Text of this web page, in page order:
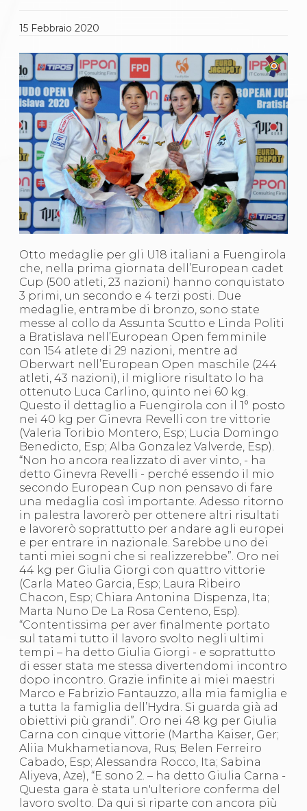
La disciplina
News
Gare e Risultati
Attività Didattica
Albi Federali
Karate
La disciplina
News
Gare e Risultati
Attività Didattica
Albi Federali
Arti marziali
Aikido
Ju Jitsu
Sumo
Capoeira
Grappling
BJJ
Pancrazio/Pankration
S'istrumpa
News
Calendario Attività
Difesa Personale MGA
La disciplina
News
Merchandising
Mappa del sito
Cerca
Contatti
News
Cookies Accept
Newsletter
Catalogo formativo
Webinar
Corsi Monotematici
Corsi di Specializzazione
Corsi FIJLKAM-FISDIR
Corsi Preparatore Fisico
Edutraining class - Didattica infantile
Corso dirigenti sportivi
Corso Direttore di Gara
Abilitazioni
Sportello Fiscale
News
Modulistica
FAQ
Quesiti fiscali
Sostenibilità
Documenti
15 Febbraio2020
Otto medaglie per gli U18 italiani a Fuengirola
che, nella prima giornata dell’European cadet
Cup (500 atleti, 23 nazioni) hanno conquistato
3 primi, un secondo e 4 terzi posti. Due
medaglie, entrambe di bronzo, sono state
messe al collo da Assunta Scutto e Linda Politi
a Bratislava nell’European Open femminile
con 154 atlete di 29 nazioni, mentre ad
Oberwart nell’European Open maschile (244
atleti, 43 nazioni), il migliore risultato lo ha
ottenuto Luca Carlino, quinto nei 60 kg.
Questo il dettaglio a Fuengirola con il 1° posto
nei 40 kg per Ginevra Revelli con tre vittorie
(Valeria Toribio Montero, Esp; Lucia Domingo
Benedicto, Esp; Alba Gonzalez Valverde, Esp).
“Non ho ancora realizzato di aver vinto, - ha
detto Ginevra Revelli - perché essendo il mio
secondo European Cup non pensavo di fare
una medaglia così importante. Adesso ritorno
in palestra lavorerò per ottenere altri risultati
e lavorerò soprattutto per andare agli europei
e per entrare in nazionale. Sarebbe uno dei
tanti miei sogni che si realizzerebbe”. Oro nei
44 kg per Giulia Giorgi con quattro vittorie
(Carla Mateo Garcia, Esp; Laura Ribeiro
Chacon, Esp; Chiara Antonina Dispenza, Ita;
Marta Nuno De La Rosa Centeno, Esp).
“Contentissima per aver finalmente portato
sul tatami tutto il lavoro svolto negli ultimi
tempi – ha detto Giulia Giorgi - e soprattutto
di esser stata me stessa divertendomi incontro
dopo incontro. Grazie infinite ai miei maestri
Marco e Fabrizio Fantauzzo, alla mia famiglia e
a tutta la famiglia dell’Hydra. Si guarda già ad
obiettivi più grandi”. Oro nei 48 kg per Giulia
Carna con cinque vittorie (Martha Kaiser, Ger;
Aliia Mukhametianova, Rus; Belen Ferreiro
Cabado, Esp; Alessandra Rocco, Ita; Sabina
Aliyeva, Aze), “E sono 2. – ha detto Giulia Carna -
Questa gara è stata un'ulteriore conferma del
lavoro svolto. Da qui si riparte con ancora più